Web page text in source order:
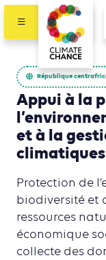
République
Appui à la
et à la
climatiques
Protection de
biodiversité et
ressources
économique
collecte des